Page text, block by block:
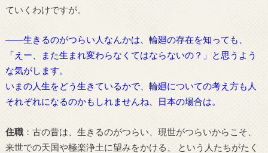
ていくわけですが。
――生きるのがつらい人なんかは、輪廻の存在を知っても、
「えー、また生まれ変わらなくてはならないの？」と思うよう
な気がします。
いまの人生をどう生きているかで、輪廻についての考え方も人
それぞれになるのかもしれませんね、日本の場合は。
住職：古の昔は、生きるのがつらい、現世がつらいからこそ、
来世での天国や極楽浄土に望みをかける、 という人たちがたく